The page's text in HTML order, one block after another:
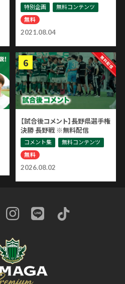
2021.08.04
特別企画
無料コンテンツ
無料
2026.08.02
【試合後コメント】長野県選手権
決勝 長野戦 ※無料配信
コメント集
無料コンテンツ
無料